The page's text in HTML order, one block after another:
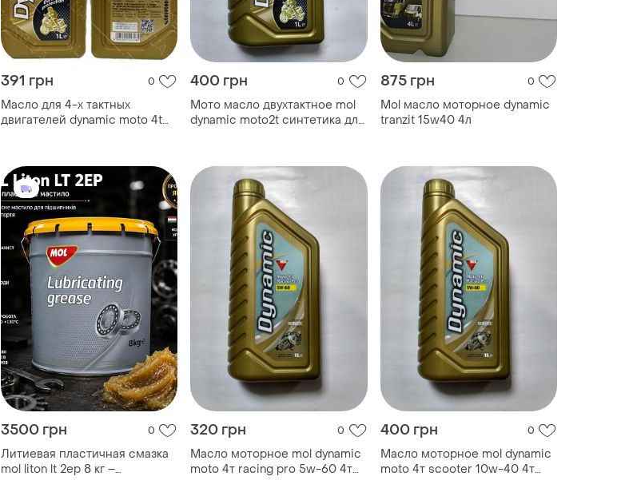
391 грн 0
Масло для 4-х тактных
двигателей dynamic moto 4t
400 грн 0
Мото масло двухтактное mol
dynamic moto2t синтетика для
875 грн 0
Mol масло моторное dynamic
tranzit 15w40 4л
3500 грн 0
Литиевая пластичная смазка
mol liton lt 2ep 8 кг –
320 грн 0
Масло моторное mol dynamic
moto 4т racing pro 5w-60 4т
400 грн 0
Масло моторное mol dynamic
moto 4т scooter 10w-40 4т